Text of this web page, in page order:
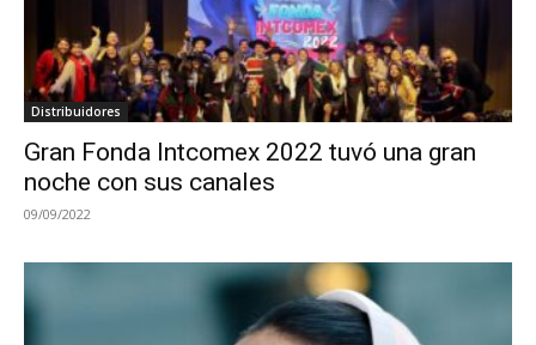
Distribuidores
Gran Fonda Intcomex 2022 tuvó una gran
noche con sus canales
09/09/2022